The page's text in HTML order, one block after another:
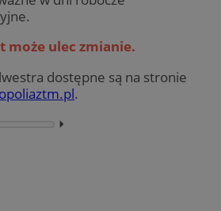
może ulec zmianie.
dostępne są na stronie
.
⏵︎